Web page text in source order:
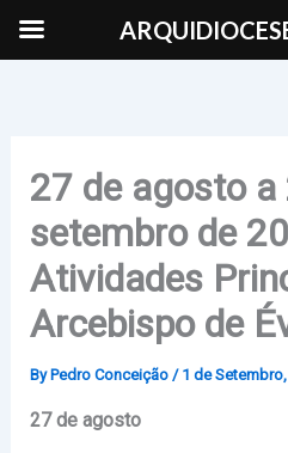
27 de agosto a
setembro de
Atividades
Arcebispo de
By Pedro Conceição / 1 de
27 de agosto